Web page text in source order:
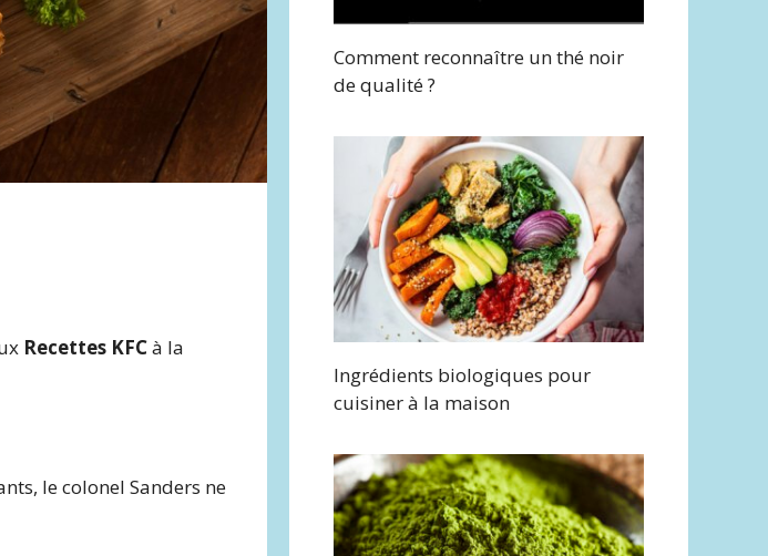
Recettes KFCà la
le colonel Sanders ne
Comment reconnaître un thé noir
de qualité ?
Ingrédients biologiques pour
cuisiner à la maison